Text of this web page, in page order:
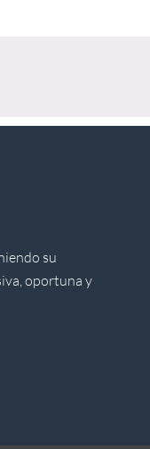
su
oportuna y